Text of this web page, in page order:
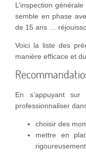
L’inspection
semble en phase
de 15 ans …
Voici la liste des
manière efficace et
En s’appuyant
professionnaliser
choisir des
mettre en